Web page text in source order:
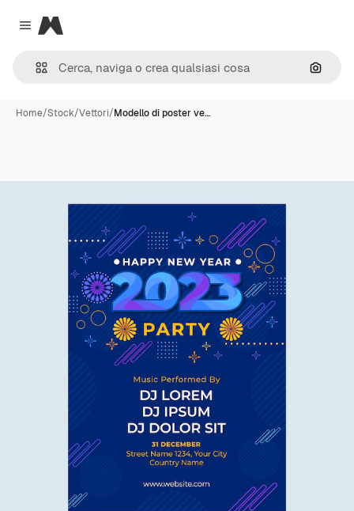
Close menu
Magnific
Cerca
Home/Stock/Vettori/Modello di poster ve…